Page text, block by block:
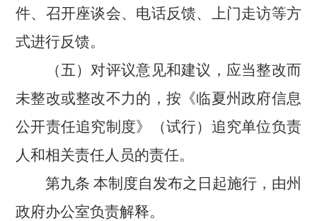
件、召开座谈会、电话反馈、上门走访等方
式进行反馈。
（五）对评议意见和建议，应当整改而
未整改或整改不力的，按《临夏州政府信息
公开责任追究制度》（试行）追究单位负责
人和相关责任人员的责任。
第九条 本制度自发布之日起施行，由州
政府办公室负责解释。